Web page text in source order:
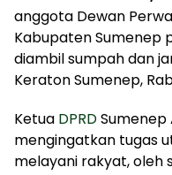
anggota Dewan
Kabupaten Sumenep
diambil sumpah dan
Keraton Sumenep,
Ketua DPRDSumenep
mengingatkan tugas
melayani rakyat, oleh